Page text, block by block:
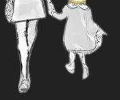
PORTRAITS
PHILOSOPHIE